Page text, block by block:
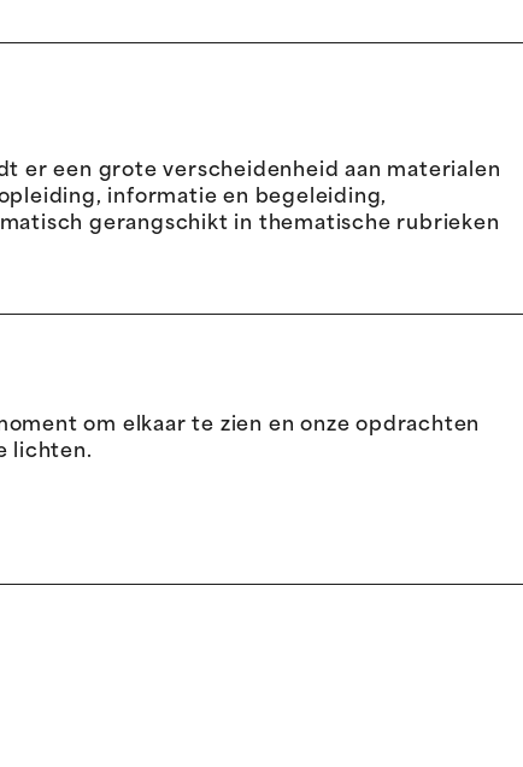
er een grote verscheidenheid aan materialen
informatie en begeleiding,
gerangschikt in thematische rubrieken
om elkaar te zien en onze opdrachten
lichten.